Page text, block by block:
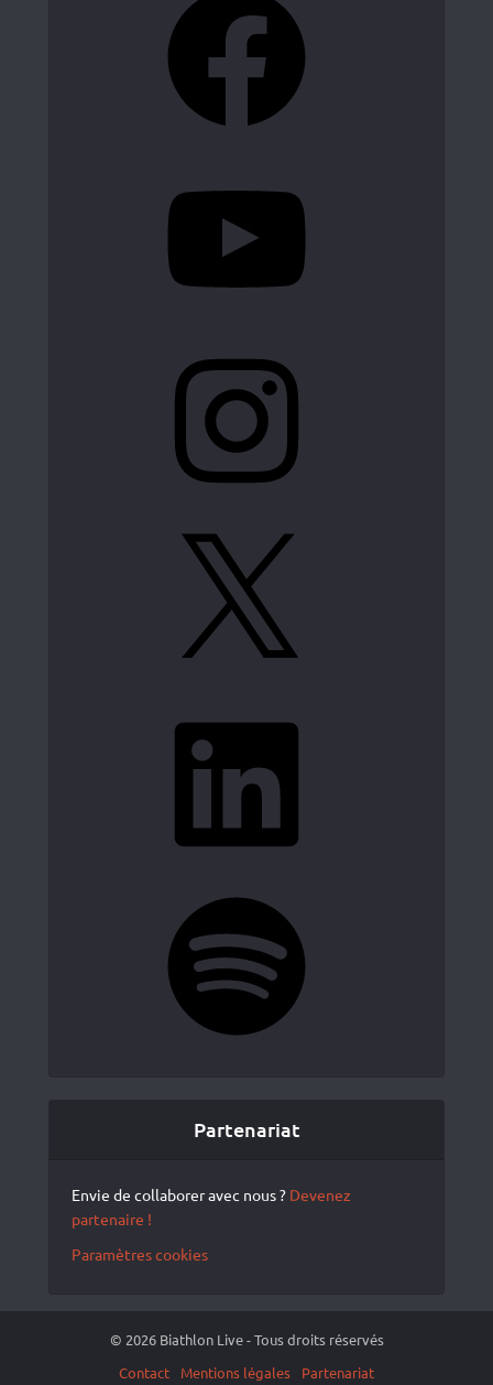
Partenariat
Envie de collaborer avec nous ? Devenez
partenaire !
Paramètres cookies
© 2026 Biathlon Live - Tous droits réservés
Contact
Mentions légales Partenariat